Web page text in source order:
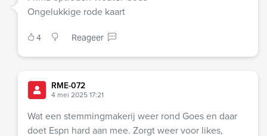
Ongelukkige rode kaart
4 Reageer
RME-072
4 mei 2025 17:21
Wat een stemmingmakerij weer rond Goes en daar
doet Espn hard aan mee. Zorgt weer voor likes,